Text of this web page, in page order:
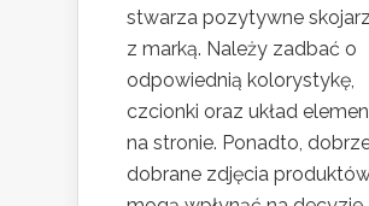
stwarza pozytywne
z marką. Należy zadbać o
odpowiednią kolorystykę,
czcionki oraz układ
na stronie. Ponadto,
dobrane zdjęcia